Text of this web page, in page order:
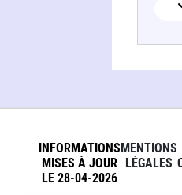
INFORMATIONS
MISES À JOUR
LE 28-04-2026
MENTIONS
LÉGALES